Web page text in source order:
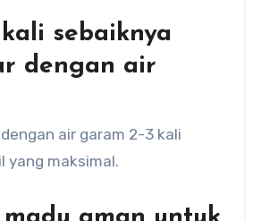
sebaiknya
dengan air
air garam 2-3 kali
yang maksimal.